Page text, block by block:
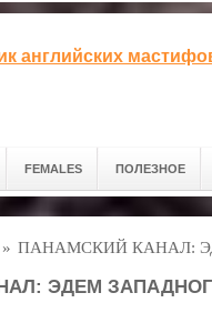
английских
FEMALES ПОЛЕЗНОЕ
» ПАНАМСКИЙ КАНАЛ:
ЭДЕМ